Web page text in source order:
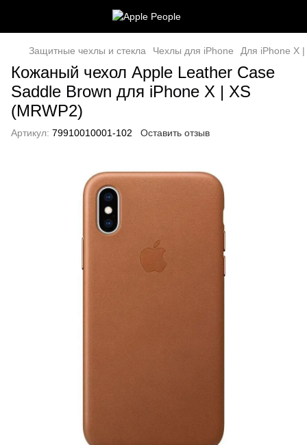
Защитные чехлы и стекла Чехлы для iPhone Для iPhone X |
Кожаный чехол Apple Leather Case
Saddle Brown для iPhone X | XS
(MRWP2)
Артикул: 79910010001-102 Оставить отзыв